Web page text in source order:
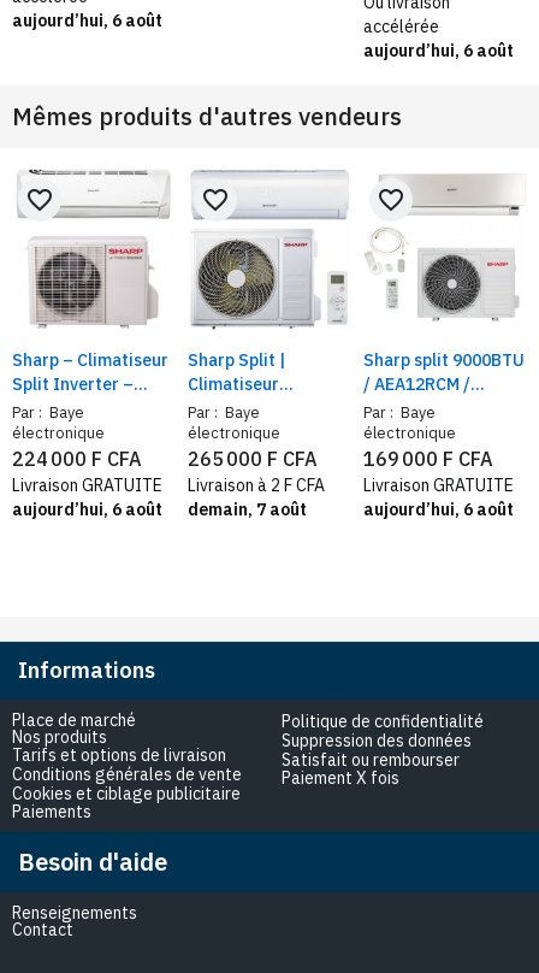
performance
aujourd’hui, 6 août
accélérée
aujourd’hui, 6 août
Mêmes produits d'autres vendeurs
Sharp – Climatiseur
Split Inverter –
Technologie R32 –
Économie d’énergie
Par : Baye
électronique
favorite_border
224 000 F CFA
Livraison GRATUITE
aujourd’hui, 6 août
Sharp Split |
Climatiseur
9000BTU |
12000BTU |
18000BTU |
24000BTU, Gaz 410
Par : Baye
électronique
favorite_border
265 000 F CFA
Livraison à 2 F CFA
demain, 7 août
Sharp split 9000BTU
/ AEA12RCM /
AEA18ECB,
Climatiseur chaud
et froid, Réfrigérant
R410A
Par : Baye
électronique
favorite_border
169 000 F CFA
Livraison GRATUITE
aujourd’hui, 6 août
Informations
Place de marché
Nos produits
Tarifs et options de livraison
Conditions générales de vente
Cookies et ciblage publicitaire
Paiements
Politique de confidentialité
Suppression des données
Satisfait ou rembourser
Paiement X fois
Besoin d'aide
Renseignements
Contact